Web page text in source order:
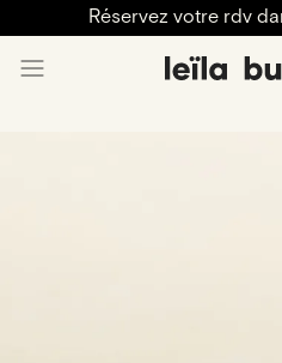
Réservez votre rdv